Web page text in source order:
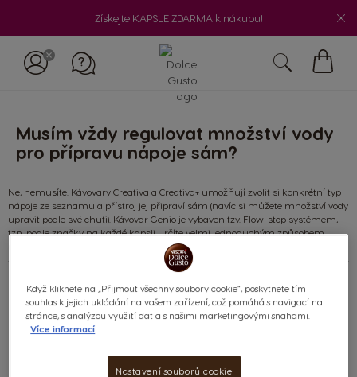
Získejte KAPSLE ZDARMA k nákupu!
Musím vždy regulovat množství vody
pro přípravu nápoje sám?
Ne, nemusíte. Kávovary Creativa a Creativa+ umožňují zvolit si konkrétní typ
nápoje ze seznamu a přístroj jej připraví sám (navíc si můžete množství vody
upravit podle své chuti). Kávovar Genio je vybaven tzv. Flow-stop systémem,
tzn. podle značky na každé kapsli určíte velmi jednoduchým způsobem
množství vody. Ostatní kávovary se obsluhují manuálně.
Co
hledáte?
Kategorie:
Když kliknete na „Přijmout všechny soubory cookie“, poskytnete tím
souhlas k jejich ukládání na vašem zařízení, což pomáhá s navigací na
stránce, s analýzou využití dat a s našimi marketingovými snahami.
Více informací
Nastavení souborů cookie